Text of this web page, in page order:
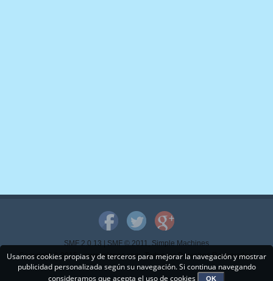
SMF 2.0.13|SMF © 2011,Simple Machines
Copyright © 2015 - www.mispps.com. Todos los Derechos Reservados.
Usamos cookies propias y de terceros para mejorar la navegación y mostrar
publicidad personalizada según su navegación. Si continua navegando
consideramos que acepta el uso de cookies
OK